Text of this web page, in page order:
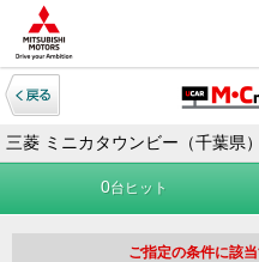
三菱 ミニカタウンビー（千葉県
0台ヒット
ご指定の条件に該